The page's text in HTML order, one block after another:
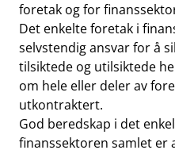
foretak og for
Det enkelte foretak i
selvstendig ansvar for å
tilsiktede og utilsiktede
om hele eller deler av
utkontraktert.
God beredskap i det
finanssektoren samlet er